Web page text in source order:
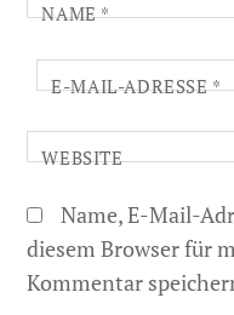
NAME*
E-MAIL-ADRESSE*
WEBSITE
Name, E-Mail-
diesem Browser für
Kommentar